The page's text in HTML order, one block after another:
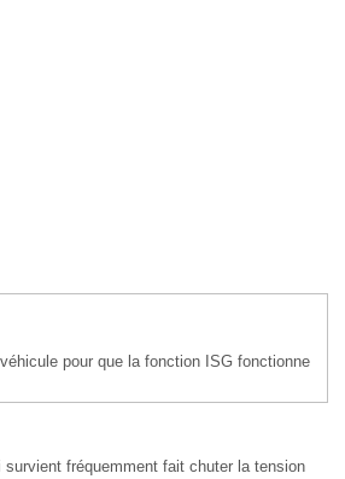
pour que la fonction ISG fonctionne
fréquemment fait chuter la tension